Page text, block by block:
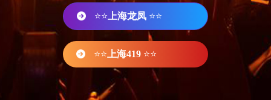
⭐⭐ 上海龙凤 ⭐⭐
⭐⭐ 上海419 ⭐⭐